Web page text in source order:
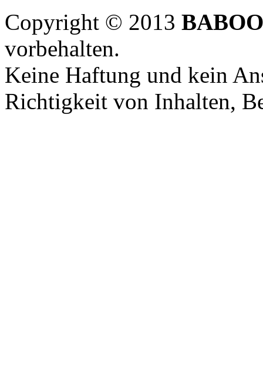
Copyright © 2013
vorbehalten.
Keine Haftung und kein
Richtigkeit von Inhalten,